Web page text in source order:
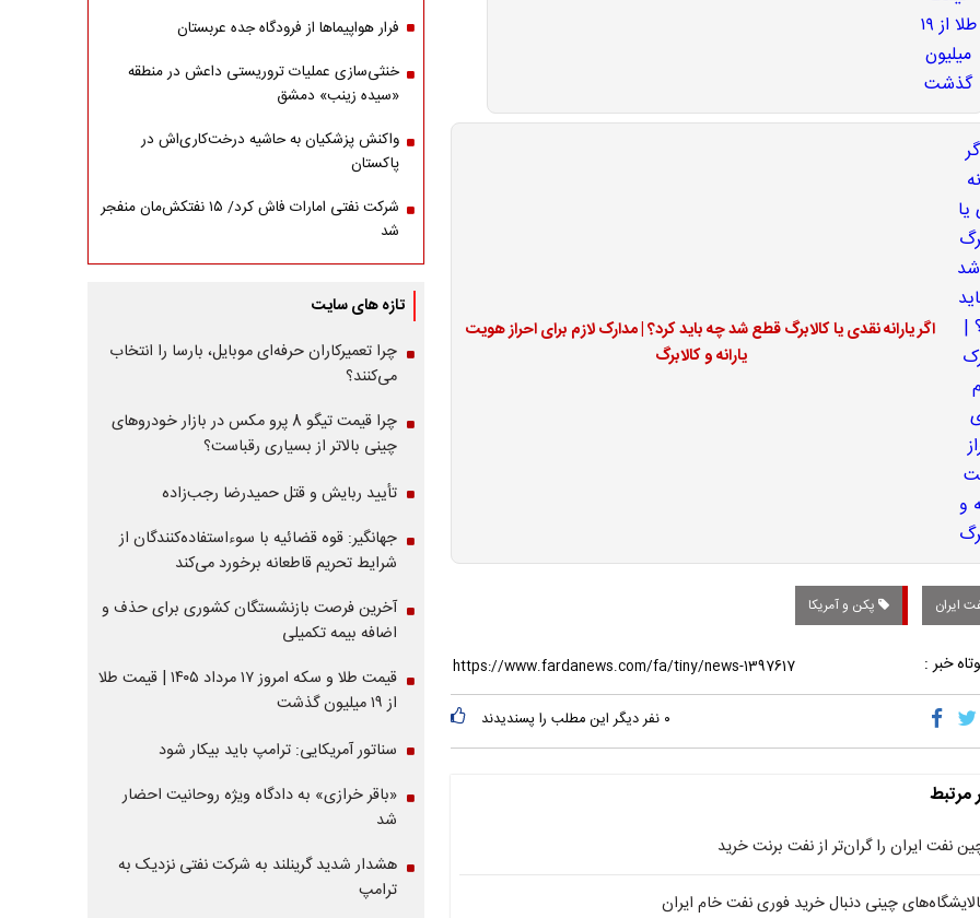
اگر یارانه نقدی یا کالابرگ قطع شد چه باید کرد؟ | مدارک لازم برای احراز هویت
یارانه و کالابرگ
ایران پکن و آمریکا
خبر :
۰ نفر دیگر این مطلب را پسندیدند
مرتبط
نفت ایران را گران‌تر از نفت برنت خرید
چینی دنبال خرید فوری نفت خام ایران
فرار هواپیماها از فرودگاه جده عربستان
خنثی‌سازی عملیات تروریستی داعش در منطقه
«سیده زینب» دمشق
واکنش پزشکیان به حاشیه درخت‌کاری‌اش در
پاکستان
شرکت نفتی امارات فاش کرد/ ۱۵ نفتکش‌مان منفجر
شد
تازه های سایت
چرا تعمیرکاران حرفه‌ای موبایل، بارسا را انتخاب
می‌کنند؟
چرا قیمت تیگو 8 پرو مکس در بازار خودروهای
چینی بالاتر از بسیاری رقباست؟
تأیید ربایش و قتل حمیدرضا رجب‌زاده
جهانگیر: قوه قضائیه با سوءاستفاده‌کنندگان از
شرایط تحریم قاطعانه برخورد می‌کند
آخرین فرصت بازنشستگان کشوری برای حذف و
اضافه بیمه تکمیلی
قیمت طلا و سکه امروز ۱۷ مرداد ۱۴۰۵ | قیمت طلا
از ۱۹ میلیون گذشت
سناتور آمریکایی: ترامپ باید بیکار شود
«باقر خرازی» به دادگاه ویژه روحانیت احضار
شد
هشدار شدید گرینلند به شرکت نفتی نزدیک به
ترامپ